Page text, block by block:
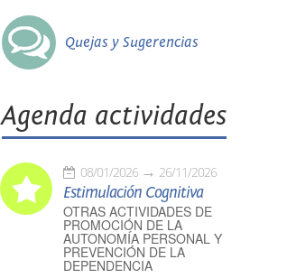
Quejas y Sugerencias
Agenda actividades
08/01/2026 26/11/2026
Estimulación Cognitiva
OTRAS ACTIVIDADES DE
PROMOCIÓN DE LA
AUTONOMÍA PERSONAL Y
PREVENCIÓN DE LA
DEPENDENCIA